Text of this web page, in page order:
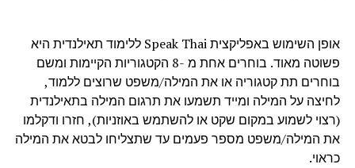
אופן השימוש באפליקצית Speak Thai ללימוד תאילנדית היא
פשוטה מאוד. בוחרים אחת מ -8 הקטגוריות הקיימות ומשם
בוחרים תת קטגוריה או את המילה/משפט שרוצים ללמוד,
לחיצה על המילה ומייד תשמעו את תרגום המילה בתאילנדית
(רצוי לשמוע במקום שקט או להשתמש באוזניות), חזרו ודקלמו
את המילה/משפט מספר פעמים עד שתצליחו לבטא את המילה
כראוי.